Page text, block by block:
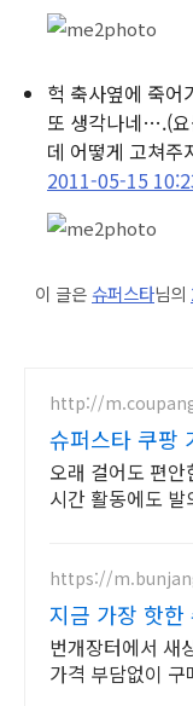
헉 축사옆에 죽
또 생각나네….(
데 어떻게 고쳐
2011-05-15
이 글은 슈퍼스타님의
http://
슈퍼스타 쿠팡
오래 걸어도 편
시간 활동에도
https://
지금 가장 핫한
최대 브랜드 중
번개장터에서 새
가격 부담없이